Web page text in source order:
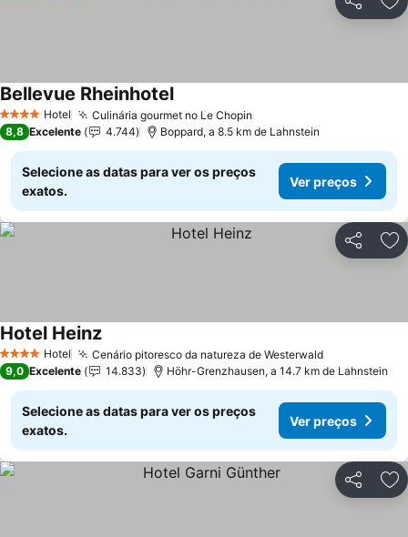
Partilhar
4 EstrelasHotel Culinária gourmet no Le Chopin
Bellevue RheinhotelVer preços
8,8 Excelente 4.744 Boppard, a 8.5 km de Lahnstein
Selecione as datas para ver os preços
exatos.
Ver preços
Partilhar
4 EstrelasHotel Cenário pitoresco da natureza de WesterwaldVer preços
Hotel HeinzVer preços
9,0 Excelente 14.833 Höhr-Grenzhausen, a 14.7 km de Lahnstein
Selecione as datas para ver os preços
exatos.
Ver preços
Partilhar